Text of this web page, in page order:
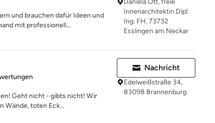
und brauchen dafür Ideen und
mit professionell...
Daniela Ott, freie
Innenarchitektin Dipl.
Ing. FH, 73732
Esslingen am Neckar
4.9 von 5 Sternen
Geht nicht - gibts nicht! Wir
Wände, toten Eck...
Nachricht
Edelweißstraße 34,
83098 Brannenburg